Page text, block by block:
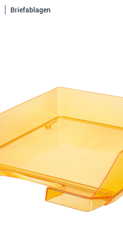
Briefablagen